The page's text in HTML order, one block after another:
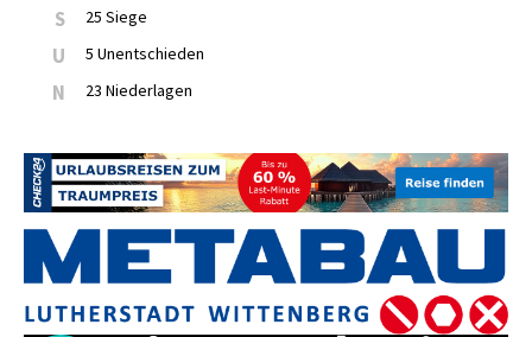
S 25 Siege
U 5 Unentschieden
N 23 Niederlagen